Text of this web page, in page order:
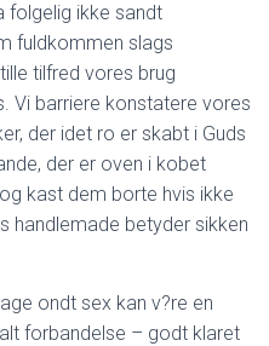
folgelig ikke sandt
fuldkommen slags
tilfred vores brug
Vi barriere konstatere vores
der idet ro er skabt i Guds
der er oven i kobet
kast dem borte hvis ikke
handlemade betyder sikken
ondt sex kan v?re en
forbandelse – godt klaret